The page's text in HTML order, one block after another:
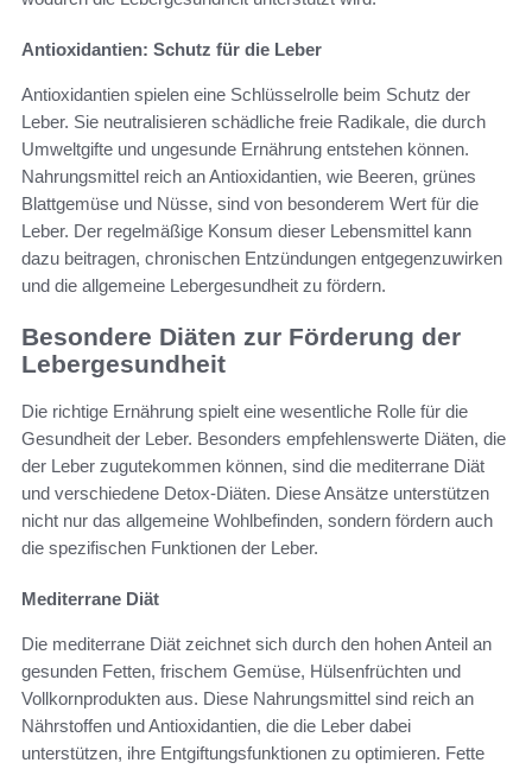
Antioxidantien: Schutz für die Leber
Antioxidantien spielen eine Schlüsselrolle beim Schutz der
Leber. Sie neutralisieren schädliche freie Radikale, die durch
Umweltgifte und ungesunde Ernährung entstehen können.
Nahrungsmittel reich an Antioxidantien, wie Beeren, grünes
Blattgemüse und Nüsse, sind von besonderem Wert für die
Leber. Der regelmäßige Konsum dieser Lebensmittel kann
dazu beitragen, chronischen Entzündungen entgegenzuwirken
und die allgemeine Lebergesundheit zu fördern.
Besondere Diäten zur Förderung der
Lebergesundheit
Die richtige Ernährung spielt eine wesentliche Rolle für die
Gesundheit der Leber. Besonders empfehlenswerte Diäten, die
der Leber zugutekommen können, sind die mediterrane Diät
und verschiedene Detox-Diäten. Diese Ansätze unterstützen
nicht nur das allgemeine Wohlbefinden, sondern fördern auch
die spezifischen Funktionen der Leber.
Mediterrane Diät
Die mediterrane Diät zeichnet sich durch den hohen Anteil an
gesunden Fetten, frischem Gemüse, Hülsenfrüchten und
Vollkornprodukten aus. Diese Nahrungsmittel sind reich an
Nährstoffen und Antioxidantien, die die Leber dabei
unterstützen, ihre Entgiftungsfunktionen zu optimieren. Fette